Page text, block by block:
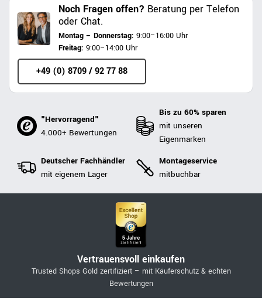
Noch Fragen offen? Beratung per Telefon
oder Chat.
Montag – Donnerstag: 9:00–16:00 Uhr
Freitag: 9:00–14:00 Uhr
+49 (0) 8709 / 92 77 88
"Hervorragend"
4.000+ Bewertungen
Bis zu 60% sparen
mit unseren
Eigenmarken
Deutscher Fachhändler
mit eigenem Lager
Montageservice
mitbuchbar
Vertrauensvoll einkaufen
Trusted Shops Gold zertifiziert – mit Käuferschutz & echten
Bewertungen